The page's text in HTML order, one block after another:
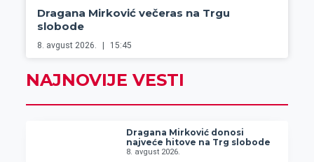
Dragana Mirković večeras na Trgu
slobode
8. avgust 2026. 15:45
NAJNOVIJE VESTI
Dragana Mirković donosi
najveće hitove na Trg slobode
8. avgust 2026.